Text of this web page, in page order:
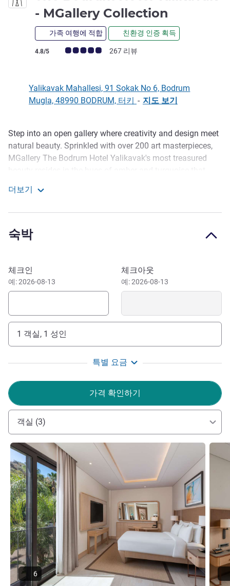
- MGallery Collection
가족 여행에 적합 친환경 인증 획득
고객 평점 (ALL 평가)
4.8/5 267 리뷰
Yalikavak Mahallesi, 91 Sokak No 6, Bodrum
Mugla, 48990 BODRUM, 터키
- 지도 보기
호텔설명
Step into an open gallery where creativity and design meet
natural beauty. Sprinkled with over 200 art masterpieces,
MGallery The Bodrum Hotel Yalikavak's most treasured
holiday experience await families and couples with an
sea-view rooms and 2-bedroom family suites.
Effervescent mixology at the poolside bar. Nostalgic
mornings admiring water views from your family suite.
Your Bodrum experience is yours to craft. Take time for
Turkish art of hammam was mastered. Dive into pure
wellness at the indoor pool or at the fitness center. Make
this your new way of travel - one that is rich, one that is
MGallery Bodrum is located on its own cliff and offers
endless sea views over the infinity pool. It is close to the
best of Bodrum's nightlife with several iconic restaurants &
bars nearby.
Radiant sunsets. Aromatic cocktails. Storied
masterpieces. We turned summer into a timeless lifestyle,
in an open art gallery by the beach. MGallery Bodrum is an
invitation to sense more, share more and live more. Are you
ready to feel?
Atilla OZAN 호텔 관리
더보기
숙박
이 호텔 예약하기
체크인
예: 2026-08-13
체크아웃
예: 2026-08-13
1 객실, 1 성인
특별 요금
가격 확인하기
객실 (3)
세부 정보 보기
6
세부